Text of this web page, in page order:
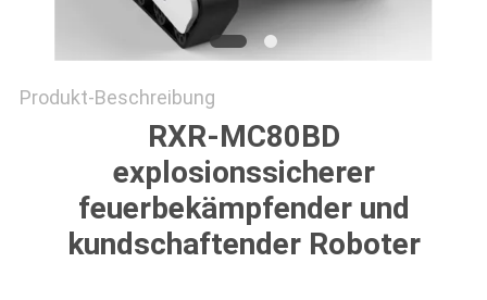
Produkt-Beschreibung
RXR-MC80BD
explosionssicherer
feuerbekämpfender und
kundschaftender Roboter